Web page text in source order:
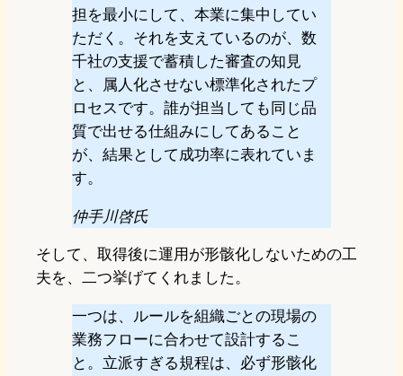
担を最小にして、本業に集中してい
ただく。それを支えているのが、数
千社の支援で蓄積した審査の知見
と、属人化させない標準化されたプ
ロセスです。誰が担当しても同じ品
質で出せる仕組みにしてあること
が、結果として成功率に表れていま
す。
仲手川啓氏
そして、取得後に運用が形骸化しないための工
夫を、二つ挙げてくれました。
一つは、ルールを組織ごとの現場の
業務フローに合わせて設計するこ
と。立派すぎる規程は、必ず形骸化